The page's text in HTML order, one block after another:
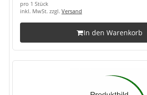
pro 1 Stück
inkl. MwSt. zzgl. Versand
In den Warenkorb